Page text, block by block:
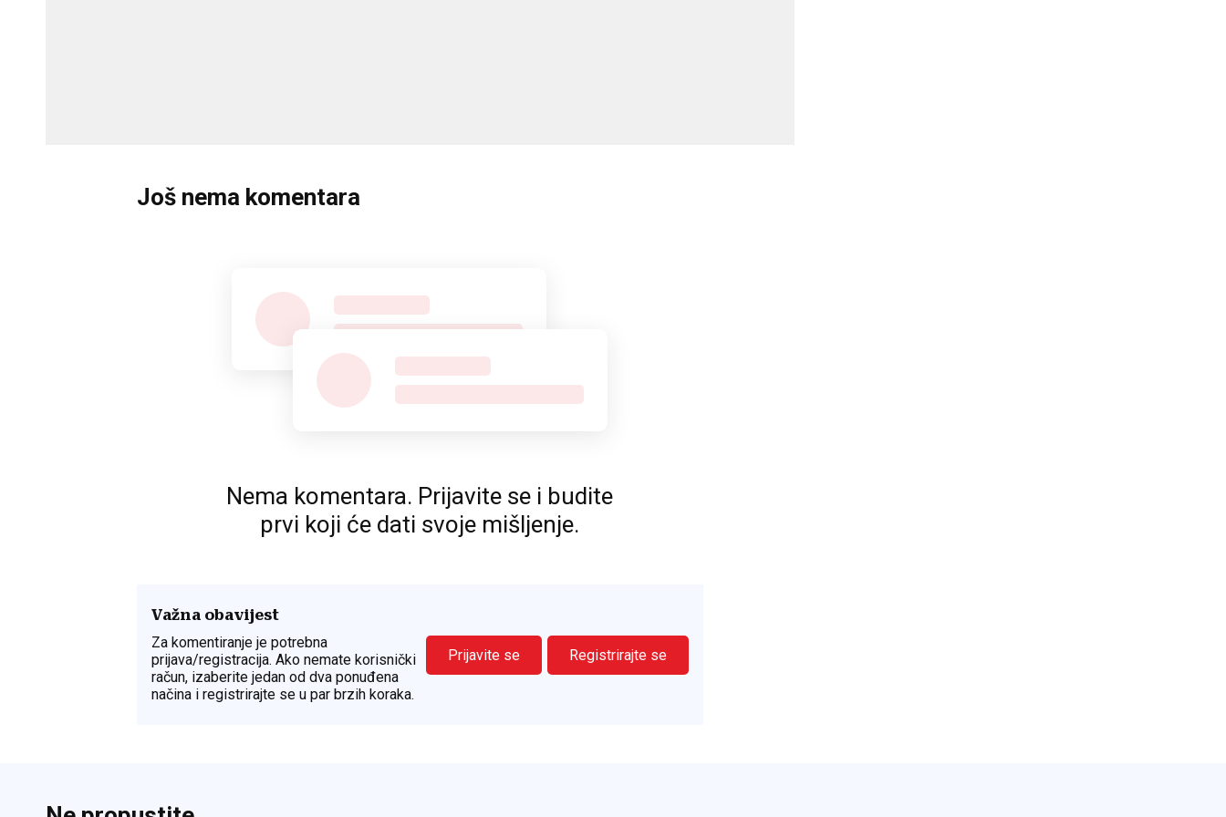
Još nema komentara
Nema komentara. Prijavite se i budite
prvi koji će dati svoje mišljenje.
Važna obavijest
Za komentiranje je potrebna
prijava/registracija. Ako nemate korisnički
račun, izaberite jedan od dva ponuđena
načina i registrirajte se u par brzih koraka.
Prijavite se Registrirajte se